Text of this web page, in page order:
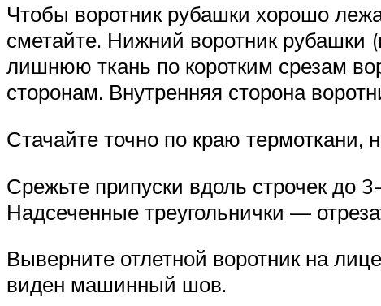
Чтобы воротник рубашки хорошо
сметайте. Нижний воротник рубашки
лишнюю ткань по коротким срезам
сторонам. Внутренняя сторона
Стачайте точно по краю термоткани,
Срежьте припуски вдоль строчек до
Надсеченные треугольнички —
Выверните отлетной воротник на
виден машинный шов.